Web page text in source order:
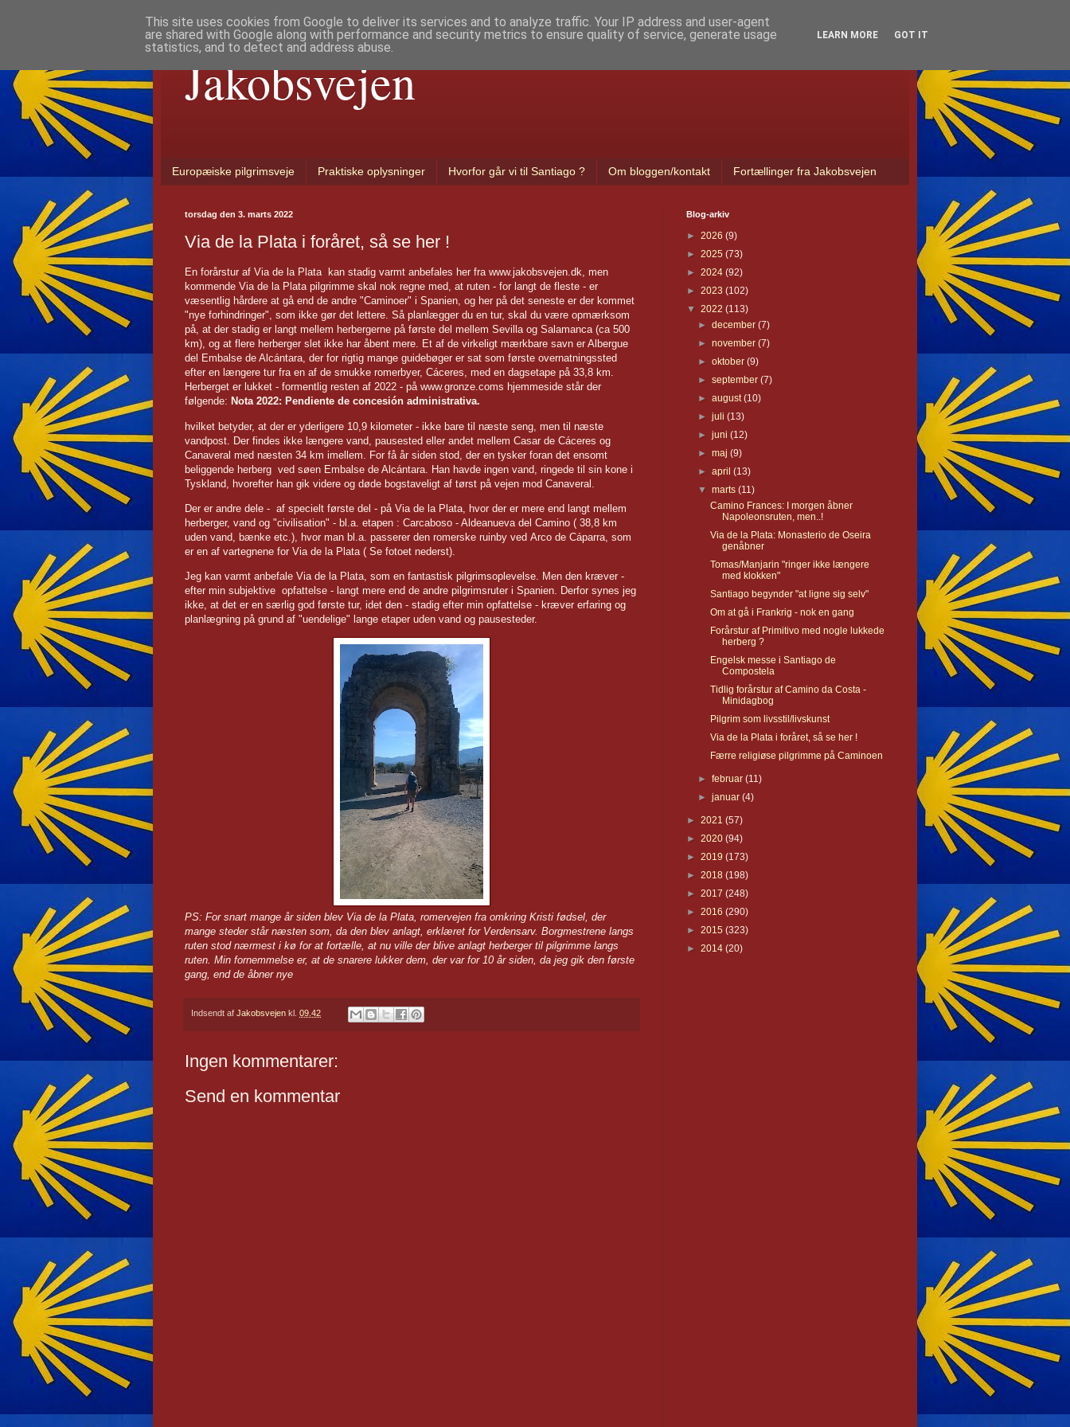
Jakobsvejen
Europæiske pilgrimsveje Praktiske oplysninger Hvorfor går vi til Santiago ? Om bloggen/kontakt Fortællinger fra Jakobsvejen
torsdag den 3. marts 2022
Via de la Plata i foråret, så se her !
En forårstur af Via de la Plata kan stadig varmt anbefales her fra www.jakobsvejen.dk, men
kommende Via de la Plata pilgrimme skal nok regne med, at ruten - for langt de fleste - er
væsentlig hårdere at gå end de andre "Caminoer" i Spanien, og her på det seneste er der kommet
"nye forhindringer", som ikke gør det lettere. Så planlægger du en tur, skal du være opmærksom
på, at der stadig er langt mellem herbergerne på første del mellem Sevilla og Salamanca (ca 500
km), og at flere herberger slet ikke har åbent mere. Et af de virkeligt mærkbare savn er Albergue
del Embalse de Alcántara, der for rigtig mange guidebøger er sat som første overnatningssted
efter en længere tur fra en af de smukke romerbyer, Cáceres, med en dagsetape på 33,8 km.
Herberget er lukket - formentlig resten af 2022 - på www.gronze.coms hjemmeside står der
følgende: Nota 2022: Pendiente de concesión administrativa.
hvilket betyder, at der er yderligere 10,9 kilometer - ikke bare til næste seng, men til næste
vandpost. Der findes ikke længere vand, pausested eller andet mellem Casar de Cáceres og
Canaveral med næsten 34 km imellem. For få år siden stod, der en tysker foran det ensomt
beliggende herberg ved søen Embalse de Alcántara. Han havde ingen vand, ringede til sin kone i
Tyskland, hvorefter han gik videre og døde bogstaveligt af tørst på vejen mod Canaveral.
Der er andre dele - af specielt første del - på Via de la Plata, hvor der er mere end langt mellem
herberger, vand og "civilisation" - bl.a. etapen : Carcaboso - Aldeanueva del Camino ( 38,8 km
uden vand, bænke etc.), hvor man bl.a. passerer den romerske ruinby ved Arco de Cáparra, som
er en af vartegnene for Via de la Plata ( Se fotoet nederst).
Jeg kan varmt anbefale Via de la Plata, som en fantastisk pilgrimsoplevelse. Men den kræver -
efter min subjektive opfattelse - langt mere end de andre pilgrimsruter i Spanien. Derfor synes jeg
ikke, at det er en særlig god første tur, idet den - stadig efter min opfattelse - kræver erfaring og
planlægning på grund af "uendelige" lange etaper uden vand og pausesteder.
PS: For snart mange år siden blev Via de la Plata, romervejen fra omkring Kristi fødsel, der
mange steder står næsten som, da den blev anlagt, erklæret for Verdensarv. Borgmestrene langs
ruten stod nærmest i kø for at fortælle, at nu ville der blive anlagt herberger til pilgrimme langs
ruten. Min fornemmelse er, at de snarere lukker dem, der var for 10 år siden, da jeg gik den første
gang, end de åbner nye
Indsendt af Jakobsvejen kl. 09.42
Ingen kommentarer:
Send en kommentar
Blog-arkiv
► 2026 (9)
► 2025 (73)
► 2024 (92)
► 2023 (102)
▼ 2022 (113)
►december(7)
►november(7)
►oktober(9)
►september(7)
►august(10)
►juli(13)
►juni(12)
►maj(9)
►april(13)
▼marts(11)
Camino Frances: I morgen åbner
Napoleonsruten, men..!
Via de la Plata: Monasterio de Oseira
genåbner
Tomas/Manjarin "ringer ikke længere
med klokken"
Santiago begynder "at ligne sig selv"
Om at gå i Frankrig - nok en gang
Forårstur af Primitivo med nogle lukkede
herberg ?
Engelsk messe i Santiago de
Compostela
Tidlig forårstur af Camino da Costa -
Minidagbog
Pilgrim som livsstil/livskunst
Via de la Plata i foråret, så se her !
Færre religiøse pilgrimme på Caminoen
►februar(11)
►januar(4)
► 2021 (57)
► 2020 (94)
► 2019 (173)
► 2018 (198)
► 2017 (248)
► 2016 (290)
► 2015 (323)
► 2014 (20)
This site uses cookies from Google to deliver its services and to analyze traffic. Your IP address and user-agent
are shared with Google along with performance and security metrics to ensure quality of service, generate usage
statistics, and to detect and address abuse.
LEARN MORE GOT IT